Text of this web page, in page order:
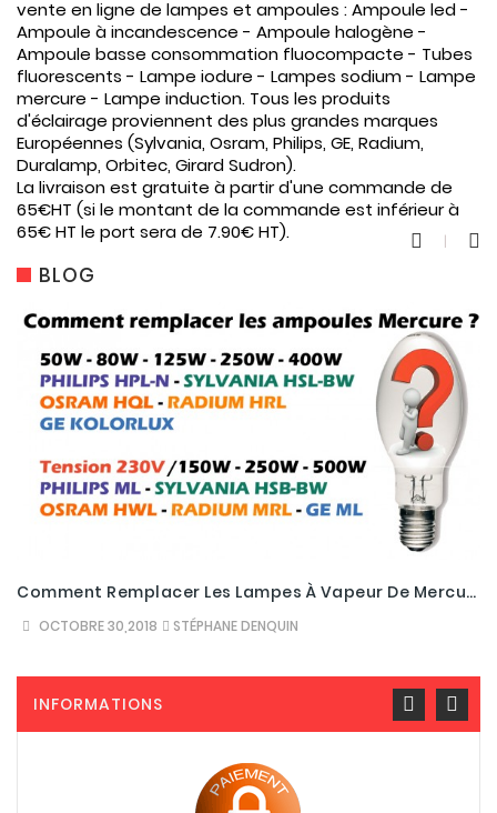
TUBES
FLUORESCENTS
HALOGENE
/
INCAND
IODURE
vente en ligne de lampes et ampoules : Ampoule led -
Ampoule à incandescence - Ampoule halogène -
Ampoule basse consommation fluocompacte - Tubes
fluorescents - Lampe iodure - Lampes sodium - Lampe
mercure - Lampe induction. Tous les produits
d'éclairage proviennent des plus grandes marques
Européennes (Sylvania, Osram, Philips, GE, Radium,
Duralamp, Orbitec, Girard Sudron).
La livraison est gratuite à partir d'une commande de
65€HT (si le montant de la commande est inférieur à
65€ HT le port sera de 7.90€ HT).
BLOG
Comment Remplacer Les Lampes À Vapeur De Mercure
OCTOBRE 30,2018 STÉPHANE DENQUIN
INFORMATIONS